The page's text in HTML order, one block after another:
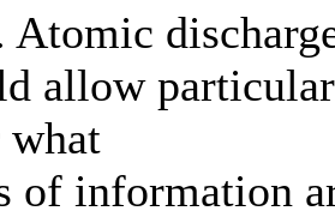
Atomic
allow
of information